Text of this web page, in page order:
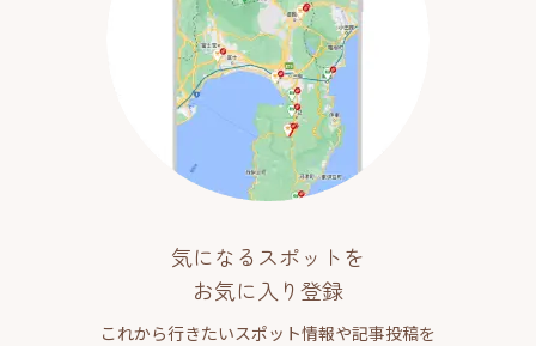
気になるスポットを
お気に入り登録
これから行きたいスポット情報や記事投稿を